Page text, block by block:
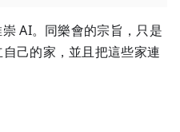
AI。同樂會的宗旨，只是
己的家，並且把這些家連